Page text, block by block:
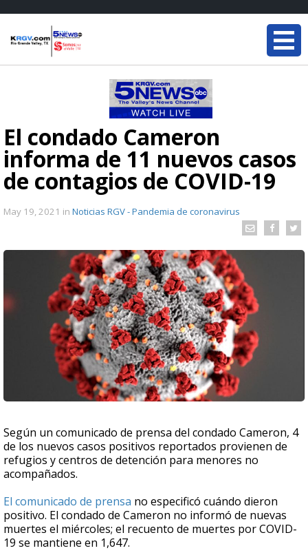
El condado Cameron
informa de 11 nuevos casos
de contagios de COVID-19
May 19, 2021 in Noticias RGV - Pandemia de coronavirus
Según un comunicado de prensa del condado Cameron, 4
de los nuevos casos positivos reportados provienen de
refugios y centros de detención para menores no
acompañados.
El comunicado de prensa no especificó cuándo dieron
positivo. El condado de Cameron no informó de nuevas
muertes el miércoles; el recuento de muertes por COVID-
19 se mantiene en 1,647.